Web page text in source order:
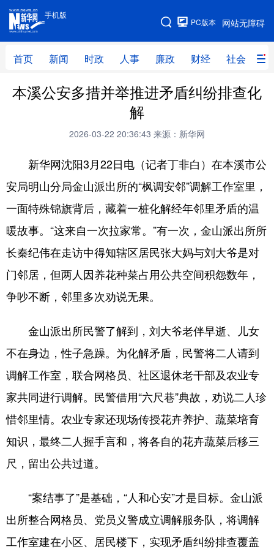
手机版
网站无障碍
PC版本
首页 新闻 时政 人事 廉政 财经 社会 科
手机版
网站地图
首页 新闻 时政 人事
体育 视频 直播 无人机
地方频道
辽宁 吉林 上海 江苏
浙江 安徽
广东 广西 海南 重庆
四川 贵州 云南 西藏
陕西 甘肃 青海 宁夏
新疆 内蒙古 黑龙江
多语种频道
English Español Français عربى
Русский язык 日本語 한국어
本溪公安多措并举推进矛盾纠纷排查化
解
2026-03-22 20:36:43 来源：新华网
新华网沈阳3月22日电（记者丁非白）在本溪市公
安局明山分局金山派出所的“枫调安邻”调解工作室里，
一面特殊锦旗背后，藏着一桩化解经年邻里矛盾的温
暖故事。“这来自一次拉家常。”有一次，金山派出所所
长秦纪伟在走访中得知辖区居民张大妈与刘大爷是对
门邻居，但两人因养花种菜占用公共空间积怨数年，
争吵不断，邻里多次劝说无果。
金山派出所民警了解到，刘大爷老伴早逝、儿女
不在身边，性子急躁。为化解矛盾，民警将二人请到
调解工作室，联合网格员、社区退休老干部及农业专
家共同进行调解。民警借用“六尺巷”典故，劝说二人珍
惜邻里情。农业专家还现场传授花卉养护、蔬菜培育
知识，最终二人握手言和，将各自的花卉蔬菜后移三
尺，留出公共过道。
“案结事了”是基础，“人和心安”才是目标。金山派
出所整合网格员、党员义警成立调解服务队，将调解
工作室建在小区、居民楼下，实现矛盾纠纷排查覆盖